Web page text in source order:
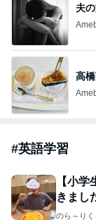
夫
高
#英語学習
【小
きまし
のら～り